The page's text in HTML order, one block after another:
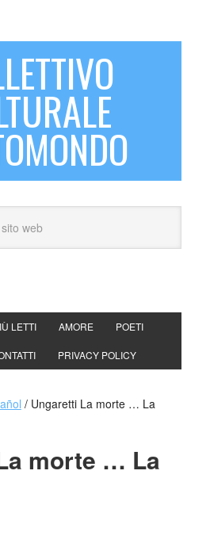
LETTI AMORE POETI
PRIVACY POLICY
/Ungaretti La morte … La
morte … La